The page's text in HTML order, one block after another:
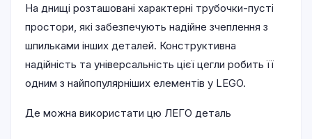
На днищі розташовані характерні трубочки-пусті
простори, які забезпечують надійне зчеплення з
шпильками інших деталей. Конструктивна
надійність та універсальність цієї цегли робить її
одним з найпопулярніших елементів у LEGO.
Де можна використати цю ЛЕГО деталь